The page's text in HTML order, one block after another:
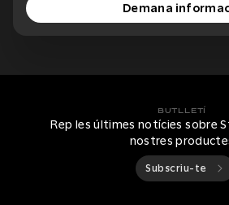
Demana
BUTLLETÍ
Rep les últimes notícies sobre
nostres
Subscriu-te